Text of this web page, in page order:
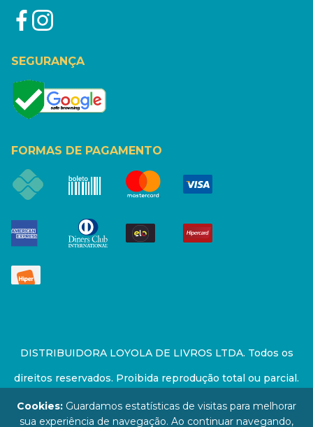
SEGURANÇA
FORMAS DE PAGAMENTO
DISTRIBUIDORA LOYOLA DE LIVROS LTDA. Todos os
direitos reservados. Proibida reprodução total ou parcial.
Preços e estoque sujeito a alterações sem aviso prévio.
Cookies: Guardamos estatísticas de visitas para melhorar
sua experiência de navegação. Ao continuar navegando,